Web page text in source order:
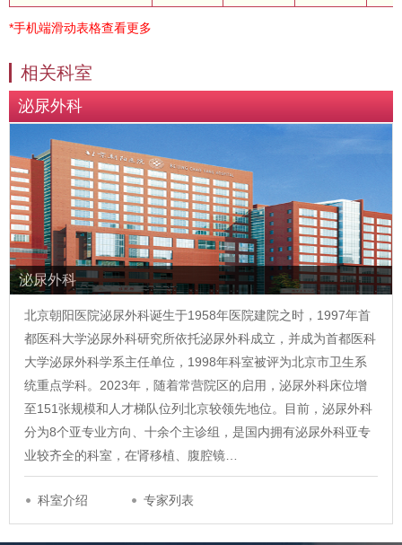
*手机端滑动表格查看更多
相关科室
泌尿外科
泌尿外科
北京朝阳医院泌尿外科诞生于1958年医院建院之时，1997年首
都医科大学泌尿外科研究所依托泌尿外科成立，并成为首都医科
大学泌尿外科学系主任单位，1998年科室被评为北京市卫生系
统重点学科。2023年，随着常营院区的启用，泌尿外科床位增
至151张规模和人才梯队位列北京较领先地位。目前，泌尿外科
分为8个亚专业方向、十余个主诊组，是国内拥有泌尿外科亚专
业较齐全的科室，在肾移植、腹腔镜…
科室介绍 专家列表